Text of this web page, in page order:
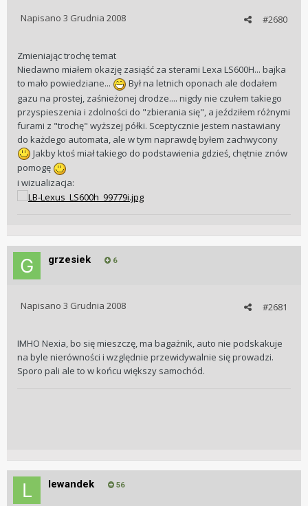
#2680
Napisano 3 Grudnia 2008
Zmieniając trochę temat
Niedawno miałem okazję zasiąść za sterami Lexa LS600H... bajka
to mało powiedziane...
Był na letnich oponach ale dodałem
gazu na prostej, zaśnieżonej drodze.... nigdy nie czułem takiego
przyspieszenia i zdolności do "zbierania się", a jeździłem różnymi
furami z "trochę" wyższej półki. Sceptycznie jestem nastawiany
do każdego automata, ale w tym naprawdę byłem zachwycony
Jakby ktoś miał takiego do podstawienia gdzieś, chętnie znów
pomogę
i wizualizacja:
grzesiek 6
#2681
Napisano 3 Grudnia 2008
IMHO Nexia, bo się mieszczę, ma bagażnik, auto nie podskakuje
na byle nierówności i względnie przewidywalnie się prowadzi.
Sporo pali ale to w końcu większy samochód.
lewandek 56